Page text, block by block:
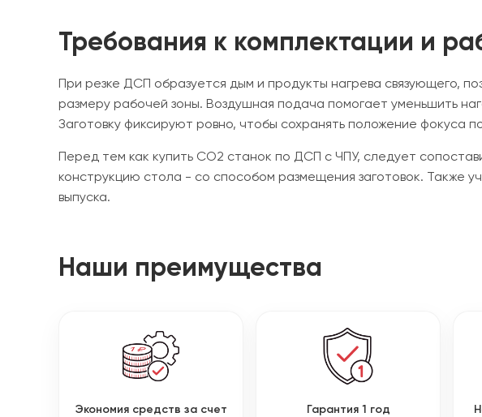
Требования к комплектации и
При резке ДСП образуется дым и продукты нагрева связующего,
размеру рабочей зоны. Воздушная подача помогает уменьшить
Заготовку фиксируют ровно, чтобы сохранять положение фокуса
Перед тем как купить CO2 станок по ДСП с ЧПУ, следует
конструкцию стола - со способом размещения заготовок. Также
выпуска.
Наши преимущества
Экономия средств за счет
Гарантия 1 год